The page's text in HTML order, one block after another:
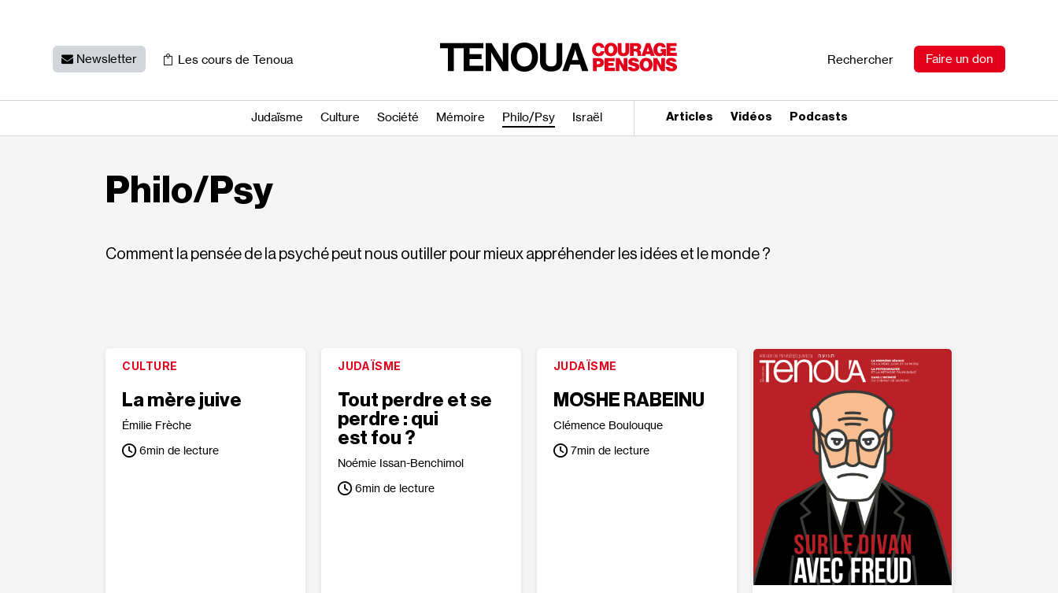
Newsletter Les cours de Tenoua Rechercher Faire un don
Judaïsme Culture Société Mémoire Philo/​Psy Israël Articles Vidéos Podcasts
Philo/Psy
Comment la pensée de la psyché peut nous outiller pour mieux appréhender les idées et le monde ?
CULTURE
La mère juive
Émilie Frèche
6min de lecture
JUDAÏSME
Tout perdre et se
perdre : qui
est fou ?
Noémie Issan-Benchimol
6min de lecture
JUDAÏSME
MOSHE RABEINU
Clémence Boulouque
7min de lecture